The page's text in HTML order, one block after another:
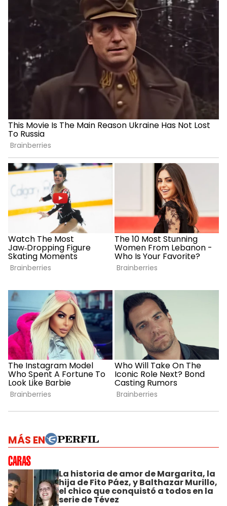
MÁS EN
La historia de amor de Margarita, la
hija de Fito Páez, y Balthazar Murillo,
el chico que conquistó a todos en la
serie de Tévez